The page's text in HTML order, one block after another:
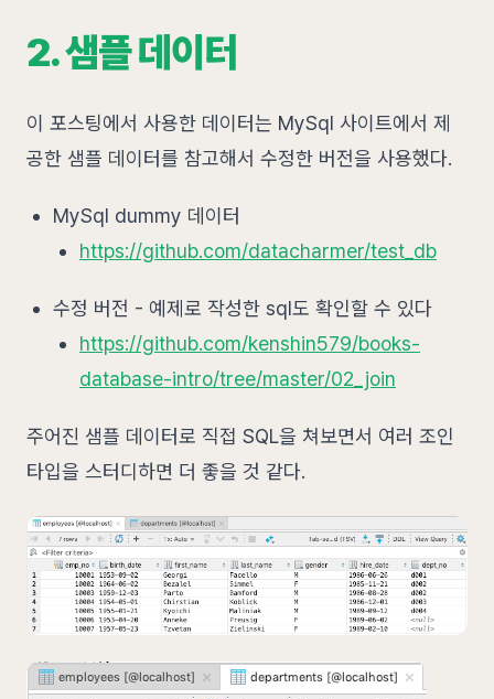
2. 샘플 데이터
이 포스팅에서 사용한 데이터는 MySql 사이트에서 제
공한 샘플 데이터를 참고해서 수정한 버전을 사용했다.
MySql dummy 데이터
https://github.com/datacharmer/test_db
수정 버전 - 예제로 작성한 sql도 확인할 수 있다
https://github.com/kenshin579/books-
database-intro/tree/master/02_join
주어진 샘플 데이터로 직접 SQL을 쳐보면서 여러 조인
타입을 스터디하면 더 좋을 것 같다.